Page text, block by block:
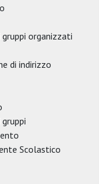
organizzati
di indirizzo
Scolastico